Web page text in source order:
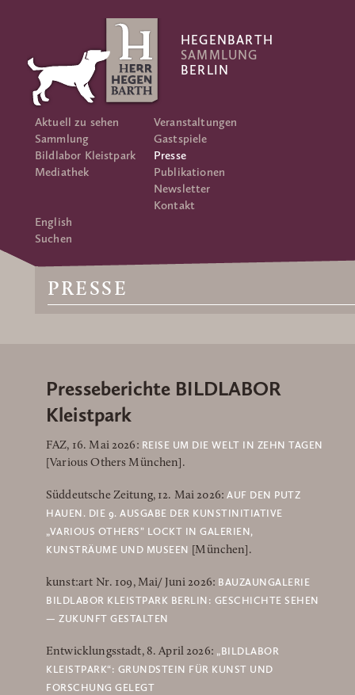
HEGENBARTH
SAMMLUNG
BERLIN
Aktuell zu sehen
Sammlung
Bildlabor Kleistpark
Mediathek
Veranstaltungen
Gastspiele
Presse
Publikationen
Newsletter
Kontakt
English
Suchen
PRESSE
Presseberichte BILDLABOR
Kleistpark
FAZ, 16. Mai 2026: REISE UM DIE WELT IN ZEHN TAGEN
[Various Others München].
Süddeutsche Zeitung, 12. Mai 2026:AUF DEN PUTZ
HAUEN. DIE 9. AUSGABE DER KUNSTINITIATIVE
„VARIOUS OTHERS” LOCKT IN GALERIEN,
KUNSTRÄUME UND MUSEEN
[München].
kunst:art Nr. 109, Mai/ Juni 2026: BAUZAUNGALERIE
BILDLABOR KLEISTPARK BERLIN: GESCHICHTE SEHEN
— ZUKUNFT GESTALTEN
Entwicklungsstadt, 8. April 2026: „BILDLABOR
KLEISTPARK“: GRUNDSTEIN FÜR KUNST UND
FORSCHUNG GELEGT